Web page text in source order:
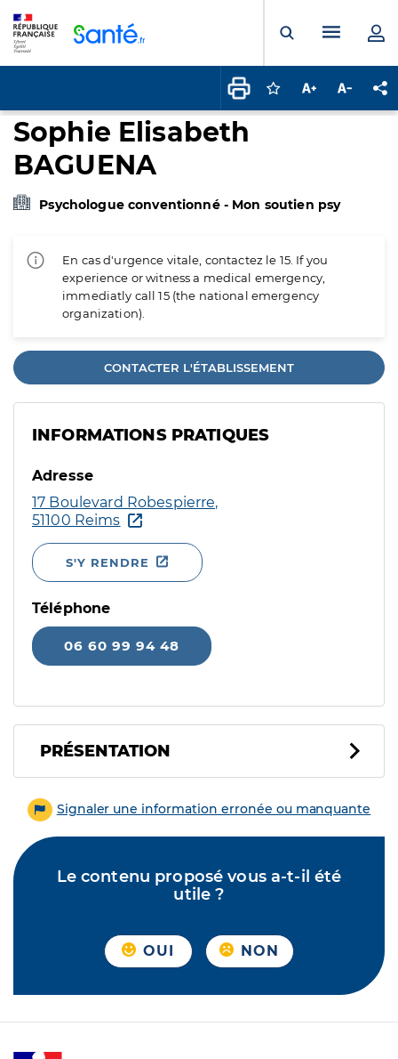
Ouvrir laMenu
Connectez-vous
Augmenter la
Sophie Elisabeth
BAGUENA
Psychologue conventionné - Mon soutien psy
En cas d'urgence vitale, contactez le 15. If you
experience or witness a medical emergency,
immediatly call 15 (the national emergency
organization).
CONTACTER L'ÉTABLISSEMENT
INFORMATIONS PRATIQUES
Adresse
17 Boulevard Robespierre,
51100 Reims
S'Y RENDRE
Téléphone
06 60 99 94 48
PRÉSENTATION
Signaler une information erronée ou manquante
Le contenu proposé vous a-t-il été
utile ?
OUI NON